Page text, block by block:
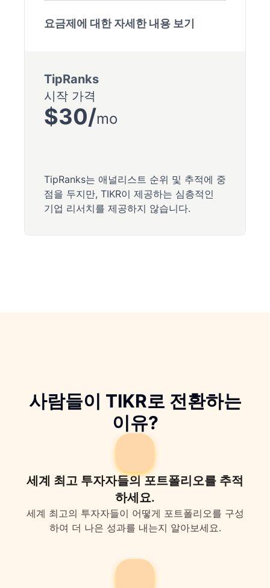
요금제에 대한 자세한 내용 보기
TipRanks
시작 가격
$30/mo
TipRanks는 애널리스트 순위 및 추적에 중
점을 두지만, TIKR이 제공하는 심층적인
기업 리서치를 제공하지 않습니다.
사람들이 TIKR로 전환하는
이유?
세계 최고 투자자들의 포트폴리오를 추적
하세요.
세계 최고의 투자자들이 어떻게 포트폴리오를 구성
하여 더 나은 성과를 내는지 알아보세요.